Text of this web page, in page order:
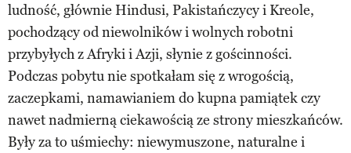
ludność, głównie Hindusi, Pakistańczycy i Kreole,
pochodzący od niewolników i wolnych robotni
przybyłych z Afryki i Azji, słynie z gościnności.
Podczas pobytu nie spotkałam się z wrogością,
zaczepkami, namawianiem do kupna pamiątek czy
nawet nadmierną ciekawością ze strony mieszkańców.
Były za to uśmiechy: niewymuszone, naturalne i